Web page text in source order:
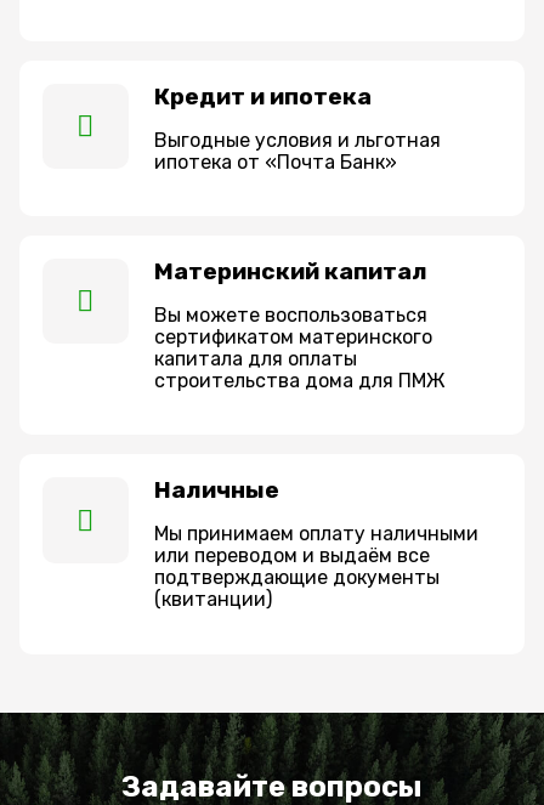
Кредит и ипотека
Выгодные условия и льготная
ипотека от «Почта Банк»
Материнский капитал
Вы можете воспользоваться
сертификатом материнского
капитала для оплаты
строительства дома для ПМЖ
Наличные
Мы принимаем оплату наличными
или переводом и выдаём все
подтверждающие документы
(квитанции)
Задавайте вопросы